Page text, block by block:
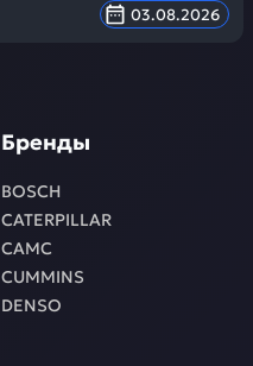
03.08.2026
Бренды
BOSCH
CATERPILLAR
CAMC
CUMMINS
DENSO